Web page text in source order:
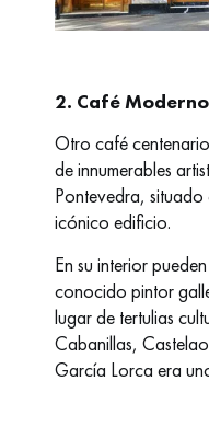
2. Café
Otro café
de innumerables
Pontevedra,
icónico edificio.
En su interior
conocido pintor
lugar de tertulias
Cabanillas,
García Lorca era